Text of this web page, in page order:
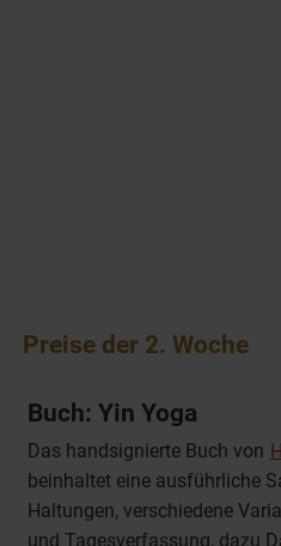
Preise der 2. Woche
Buch: Yin Yoga
Das handsignierte Buch von
beinhaltet eine ausführliche
Haltungen, verschiedene
und Tagesverfassung, dazu